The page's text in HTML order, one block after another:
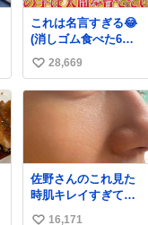
これは名言すぎる😂
(消しゴム食べた6歳
の弟を思い出しなが
ら)い
い
28,669
佐野さんのこれ見た
時肌キレイすぎてび
っくりしたし、やは
16,171